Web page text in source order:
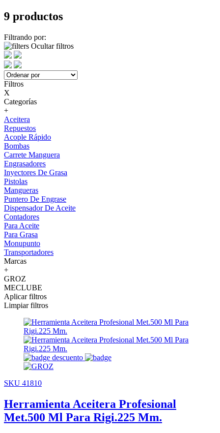
9 productos
Filtrando por:
Ocultar filtros
Filtros
X
Categorías
+
Aceitera
Repuestos
Acople Rápido
Bombas
Carrete Manguera
Engrasadores
Inyectores De Grasa
Pistolas
Mangueras
Puntero De Engrase
Dispensador De Aceite
Contadores
Para Aceite
Para Grasa
Monupunto
Transportadores
Marcas
+
GROZ
MECLUBE
Aplicar filtros
Limpiar filtros
SKU 41810
Herramienta Aceitera Profesional
Met.500 Ml Para Rigi.225 Mm.